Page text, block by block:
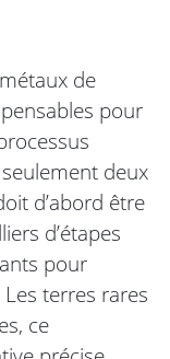
de
pour
deux
d’abord être
d’étapes
pour
terres rares
ce